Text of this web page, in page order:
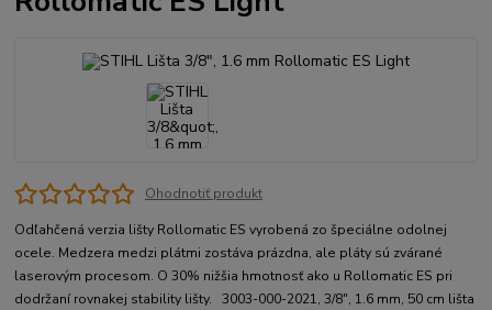
Ohodnotiť produkt
Odľahčená verzia lišty Rollomatic ES vyrobená zo špeciál­ne odolnej
ocele. Medzera medzi plátmi zostáva prázdna, ale pláty sú zvárané
laserovým procesom. O 30% nižšia hmotnosť ako u Rollomatic ES pri
dodržaní rovnakej stability lišty. 3003-000-2021, 3/8", 1.6 mm, 50 cm lišta